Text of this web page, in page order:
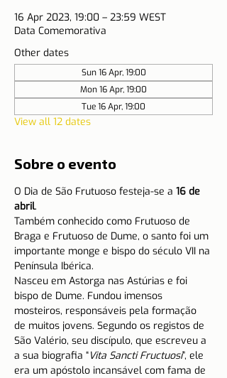
16 Apr 2023, 19:00 – 23:59 WEST
Data Comemorativa
Other dates
Sun 16 Apr, 19:00
Mon 16 Apr, 19:00
Tue 16 Apr, 19:00
View all 12 dates
Sobre o evento
O Dia de São Frutuoso festeja-se a 16 de
abril.
Também conhecido como Frutuoso de
Braga e Frutuoso de Dume, o santo foi um
importante monge e bispo do século VII na
Península Ibérica.
Nasceu em Astorga nas Astúrias e foi
bispo de Dume. Fundou imensos
mosteiros, responsáveis pela formação
de muitos jovens. Segundo os registos de
São Valério, seu discípulo, que escreveu a
a sua biografia “Vita Sancti Fructuosi”, ele
era um apóstolo incansável com fama de